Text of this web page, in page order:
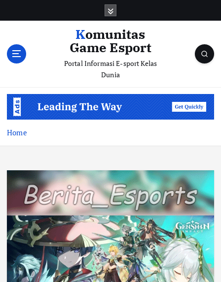
Komunitas
Game Esport
Portal Informasi E-sport Kelas
Dunia
Home